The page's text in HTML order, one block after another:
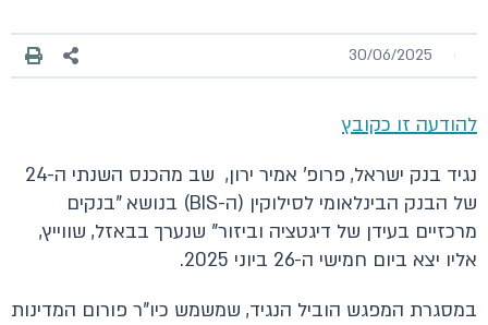
30/06/2025
להודעה זו כקובץ
נגיד בנק ישראל, פרופ' אמיר ירון, שב מהכנס השנתי ה-24
של הבנק הבינלאומי לסילוקין (ה-BIS) בנושא "בנקים
מרכזיים בעידן של דיגטציה וביזור" שנערך בבאזל, שווייץ,
אליו יצא ביום חמישי ה-26 ביוני 2025.
במסגרת המפגש הוביל הנגיד, שמשמש כיו"ר פורום המדינות